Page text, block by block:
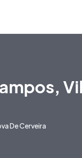
De Cerveira